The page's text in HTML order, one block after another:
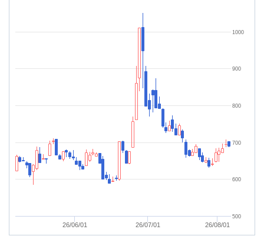
26/06/01 26/07/01 26/08/01
500
600
700
800
900
1000